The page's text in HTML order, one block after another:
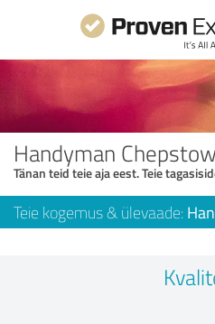
Handyman Chepstow
Tänan teid teie aja eest. Teie
Teie kogemus & ülevaade: